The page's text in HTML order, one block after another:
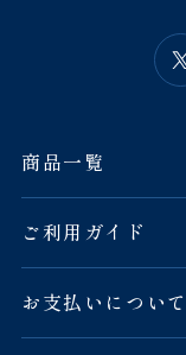
商品一覧
ご利用ガイド
お支払いについて